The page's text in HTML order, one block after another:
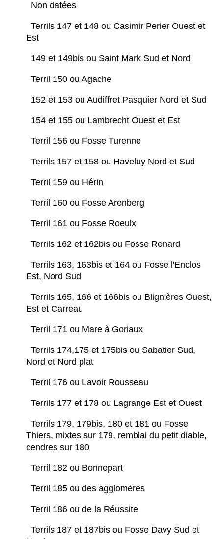
Non datées
Terrils 147 et 148 ou Casimir Perier Ouest et
Est
149 et 149bis ou Saint Mark Sud et Nord
Terril 150 ou Agache
152 et 153 ou Audiffret Pasquier Nord et Sud
154 et 155 ou Lambrecht Ouest et Est
Terril 156 ou Fosse Turenne
Terrils 157 et 158 ou Haveluy Nord et Sud
Terril 159 ou Hérin
Terril 160 ou Fosse Arenberg
Terril 161 ou Fosse Roeulx
Terrils 162 et 162bis ou Fosse Renard
Terrils 163, 163bis et 164 ou Fosse l'Enclos
Est, Nord Sud
Terrils 165, 166 et 166bis ou Blignières Ouest,
Est et Carreau
Terril 171 ou Mare à Goriaux
Terrils 174,175 et 175bis ou Sabatier Sud,
Nord et Nord plat
Terril 176 ou Lavoir Rousseau
Terrils 177 et 178 ou Lagrange Est et Ouest
Terrils 179, 179bis, 180 et 181 ou Fosse
Thiers, mixtes sur 179, remblai du petit diable,
cendres sur 180
Terril 182 ou Bonnepart
Terril 185 ou des agglomérés
Terril 186 ou de la Réussite
Terrils 187 et 187bis ou Fosse Davy Sud et